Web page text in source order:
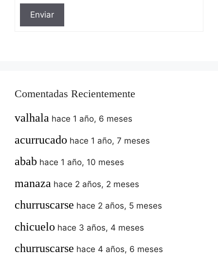
Enviar
Comentadas Recientemente
valhala hace 1 año, 6 meses
acurrucado hace 1 año, 7 meses
abab hace 1 año, 10 meses
manaza hace 2 años, 2 meses
churruscarse hace 2 años, 5 meses
chicuelo hace 3 años, 4 meses
churruscarse hace 4 años, 6 meses